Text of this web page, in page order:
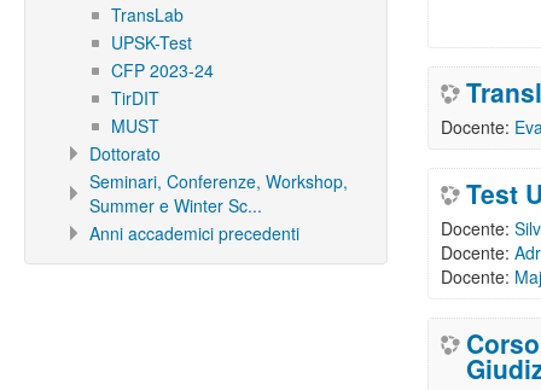
Docente:
Test
Docente:
Docente:
Docente:
TransLab
UPSK-Test
CFP 2023-24
TirDIT
MUST
Dottorato
Seminari, Conferenze, Workshop,
Summer e Winter Sc...
Anni accademici precedenti